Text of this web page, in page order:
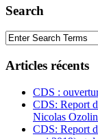
Search
Articles récents
CDS :
CDS: Report
Nicolas
CDS: Report